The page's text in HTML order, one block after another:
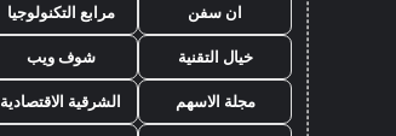
ان سفن مرابع التكنولوجيا
خيال التقنية شوف ويب
مجلة الاسهم الشرقية الاقتصادية